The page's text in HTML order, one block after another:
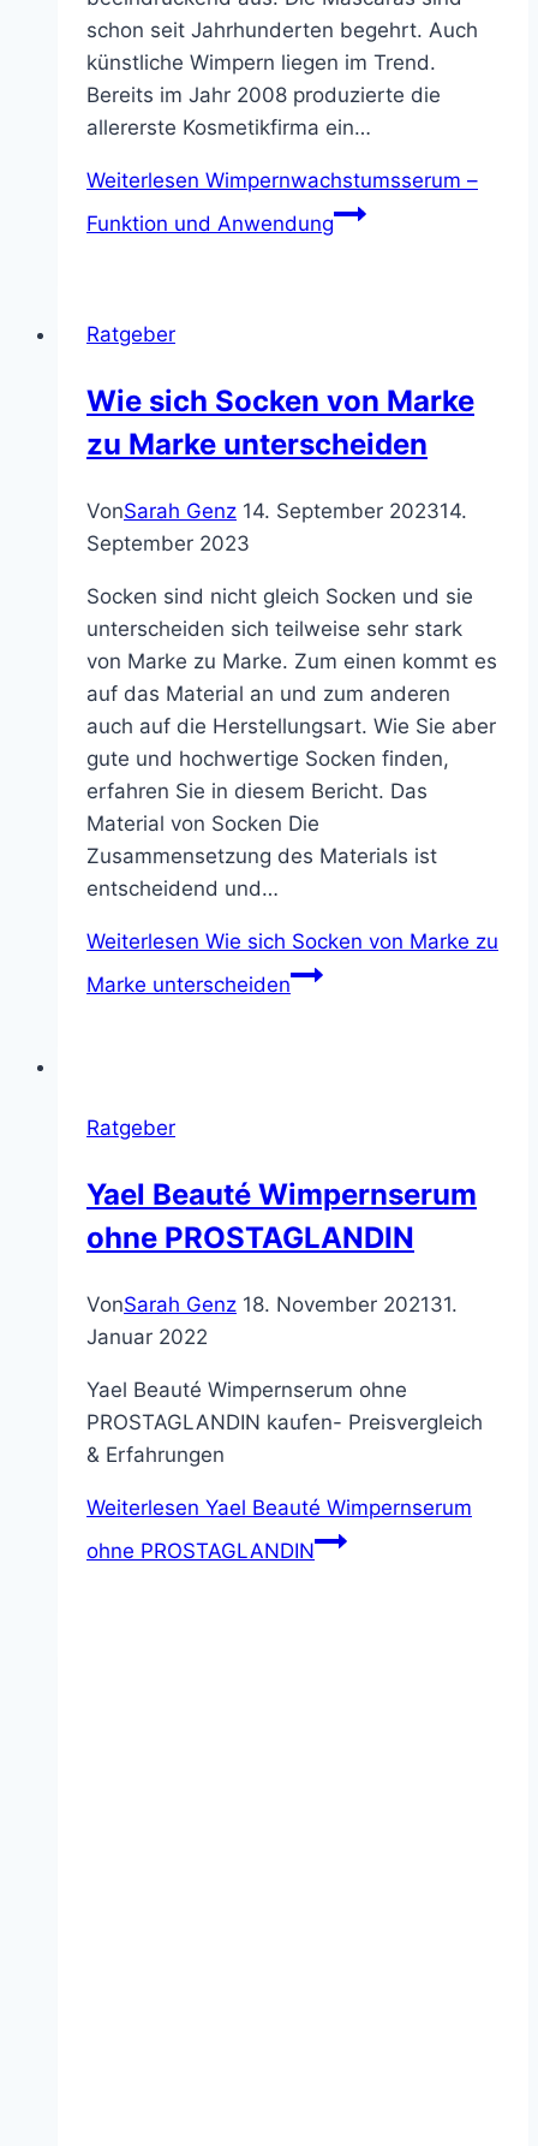
schon seit Jahrhunderten begehrt. Auch
künstliche Wimpern liegen im Trend.
Bereits im Jahr 2008 produzierte die
allererste Kosmetikfirma ein…
Weiterlesen Wimpernwachstumsserum –
Funktion und Anwendung
Ratgeber
Wie sich Socken von Marke
zu Marke unterscheiden
VonSarah Genz 14. September 202314.
September 2023
Socken sind nicht gleich Socken und sie
unterscheiden sich teilweise sehr stark
von Marke zu Marke. Zum einen kommt es
auf das Material an und zum anderen
auch auf die Herstellungsart. Wie Sie aber
gute und hochwertige Socken finden,
erfahren Sie in diesem Bericht. Das
Material von Socken Die
Zusammensetzung des Materials ist
entscheidend und…
Weiterlesen Wie sich Socken von Marke zu
Marke unterscheiden
Ratgeber
Yael Beauté Wimpernserum
ohne PROSTAGLANDIN
VonSarah Genz 18. November 202131.
Januar 2022
Yael Beauté Wimpernserum ohne
PROSTAGLANDIN kaufen- Preisvergleich
& Erfahrungen
Weiterlesen Yael Beauté Wimpernserum
ohne PROSTAGLANDIN